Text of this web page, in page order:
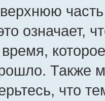
означает,
Также
что